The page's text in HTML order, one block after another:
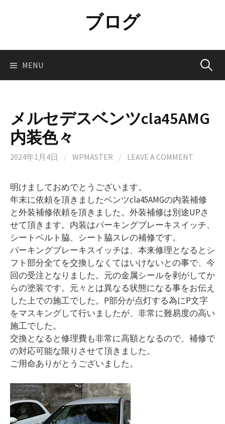
ブログ
MENU Search
メルセデスベンツcla45AMG
内装色々
2024年1月4日 / WPMASTER / LEAVE A COMMENT
明けましておめでとうございます。
年末に依頼を頂きましたベンツcla45AMGの内装補修
と外装補修依頼を頂きました。外装補修は別途UPさ
せて頂きます。内装はパーキングブレーキスイッチ、
シートベルト脇、シート脇スレの補修です。
パーキングブレーキスイッチは、本来修理となるとシ
フト部分全てを交換しなくてはいけないとの事で、今
回の受注となりました。元の金属シールを剥がしてか
らの塗装です。元々とは異なる状態になる事をお伝え
した上での施工でした。P部分が点灯する為にP文字
をマスキングして行いましたが、非常に難易度の高い
施工でした。
交換となると修理費も非常に高額となるので、補修で
の対応可能な限りさせて頂きました。
ご用命ありがとうございました。